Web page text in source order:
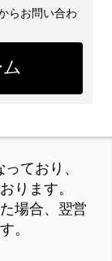
らお問い合わ
ており、
ります。
場合、翌営
。